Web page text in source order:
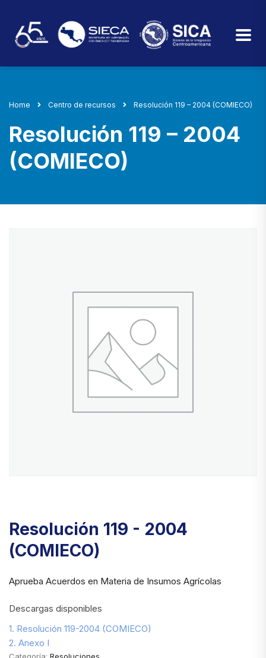
Home Centro de recursos Resolución 119 – 2004 (COMIECO)
Resolución 119 – 2004
(COMIECO)
Resolución 119 - 2004
(COMIECO)
Aprueba Acuerdos en Materia de Insumos Agrícolas
Descargas disponibles
1. Resolución 119-2004 (COMIECO)
2. Anexo I